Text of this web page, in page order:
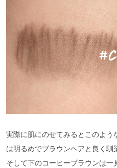
実際に肌にのせてみるとこのよう
は明るめでブラウンヘアと良く
そして下のコーヒーブラウンは